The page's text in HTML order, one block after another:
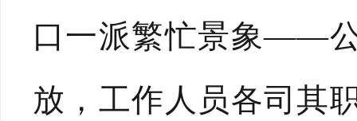
口一派繁忙景象——
放，工作人员各司其